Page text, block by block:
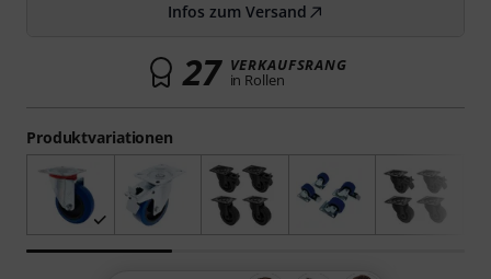
Produktvariationen
Infos zum Versand
27 VERKAUFSRANG
in Rollen